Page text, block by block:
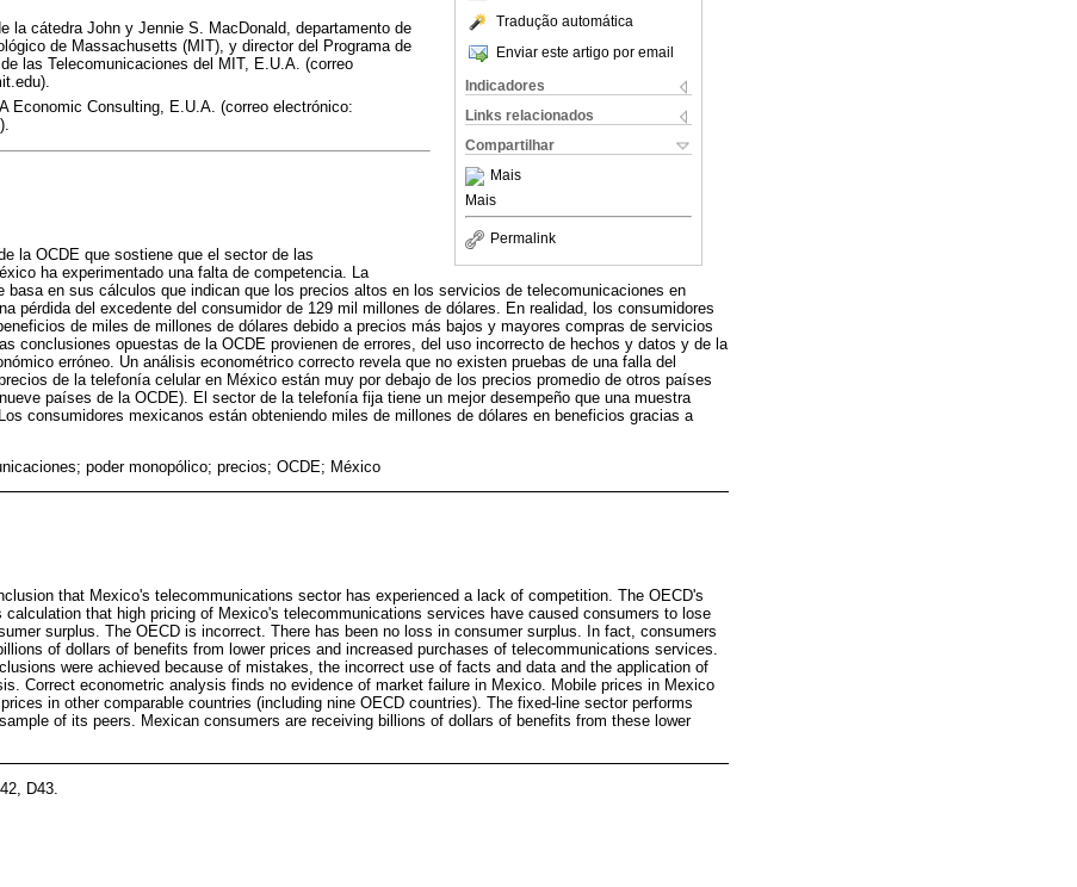
Tradução automática
Enviar este artigo por email
Indicadores
Links relacionados
Compartilhar
Mais
Mais
Permalink
la cátedra John y Jennie S. MacDonald, departamento de
de Massachusetts (MIT), y director del Programa de
las Telecomunicaciones del MIT, E.U.A. (correo
Economic Consulting, E.U.A. (correo electrónico:
la OCDE que sostiene que el sector de las
ha experimentado una falta de competencia. La
basa en sus cálculos que indican que los precios altos en los servicios de telecomunicaciones en
pérdida del excedente del consumidor de 129 mil millones de dólares. En realidad, los consumidores
de miles de millones de dólares debido a precios más bajos y mayores compras de servicios
conclusiones opuestas de la OCDE provienen de errores, del uso incorrecto de hechos y datos y de la
erróneo. Un análisis econométrico correcto revela que no existen pruebas de una falla del
de la telefonía celular en México están muy por debajo de los precios promedio de otros países
países de la OCDE). El sector de la telefonía fija tiene un mejor desempeño que una muestra
consumidores mexicanos están obteniendo miles de millones de dólares en beneficios gracias a
poder monopólico; precios; OCDE; México
that Mexico's telecommunications sector has experienced a lack of competition. The OECD's
that high pricing of Mexico's telecommunications services have caused consumers to lose
surplus. The OECD is incorrect. There has been no loss in consumer surplus. In fact, consumers
of dollars of benefits from lower prices and increased purchases of telecommunications services.
were achieved because of mistakes, the incorrect use of facts and data and the application of
Correct econometric analysis finds no evidence of market failure in Mexico. Mobile prices in Mexico
in other comparable countries (including nine OECD countries). The fixed-line sector performs
of its peers. Mexican consumers are receiving billions of dollars of benefits from these lower
D43.